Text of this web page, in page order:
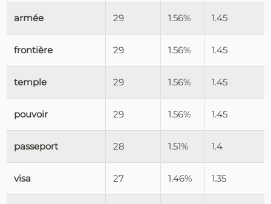
armée 29 1.56% 1.45
frontière 29 1.56% 1.45
temple 29 1.56% 1.45
pouvoir 29 1.56% 1.45
passeport 28 1.51% 1.4
visa 27 1.46% 1.35